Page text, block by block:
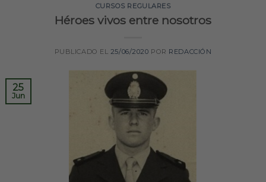
CURSOS REGULARES
Héroes vivos entre nosotros
PUBLICADO EL 25/06/2020 POR REDACCIÓN
25
Jun